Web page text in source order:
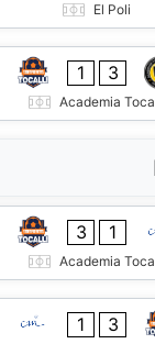
El Poli
1 3
Academia
3 1
Academia
1 3